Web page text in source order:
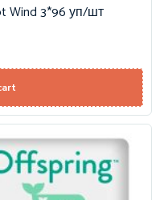
Wind 3*96 уп/шт